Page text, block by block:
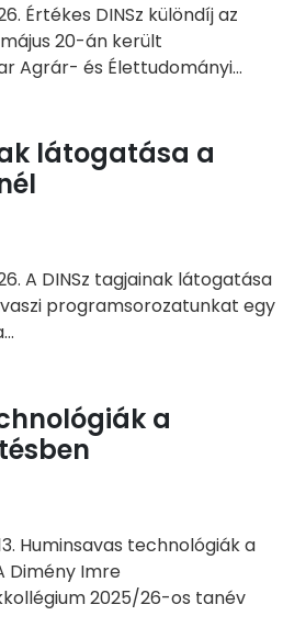
Értékes DINSz különdíj az
20-án került
Agrár- és Élettudományi...
látogatása a
A DINSz tagjainak látogatása
programsorozatunkat egy
a
Huminsavas technológiák a
Dimény Imre
2025/26-os tanév